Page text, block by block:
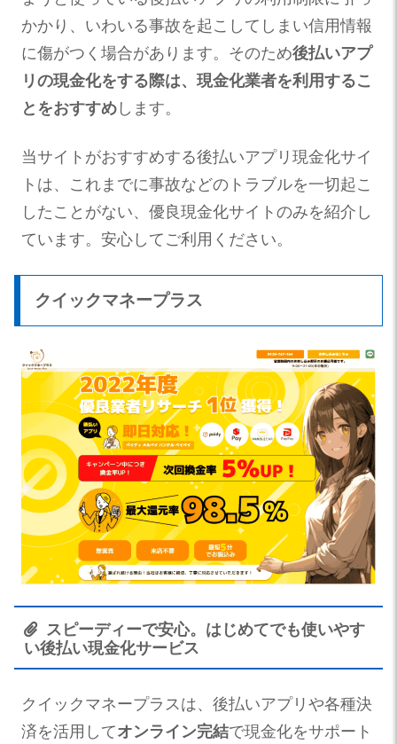
かかり、いわいる事故を起こしてしまい信用情報
に傷がつく場合があります。そのため後払いアプ
リの現金化をする際は、現金化業者を利用するこ
とをおすすめ します。
当サイトがおすすめする後払いアプリ現金化サイ
トは、これまでに事故などのトラブルを一切起こ
したことがない、優良現金化サイトのみを紹介し
ています。安心してご利用ください。
クイックマネープラス
スピーディーで安心。はじめてでも使いやす
い後払い現金化サービス
クイックマネープラスは、後払いアプリや各種決
済を活用してオンライン完結で現金化をサポート